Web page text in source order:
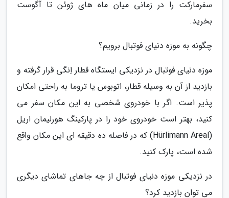
سفرمارکت را در زمانی میان ماه های ژوئن تا آگوست
بخرید.
چگونه به موزه دنیای فوتبال برویم؟
موزه دنیای فوتبال در نزدیکی ایستگاه قطار اِنگی قرار گرفته و
بازدید از آن به وسیله قطار، اتوبوس یا تروما به راحتی امکان
پذیر است. اگر با خودروی شخصی به این مکان سفر می
کنید، بهتر است خودروی خود را در پارکینگ هورلیمان اریل
(Hürlimann Areal) که در فاصله ده دقیقه ای این مکان واقع
شده است، پارک کنید.
در نزدیکی موزه دنیای فوتبال از چه جاهای تماشای دیگری
می توان بازدید کرد؟